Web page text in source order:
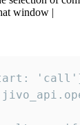
window |